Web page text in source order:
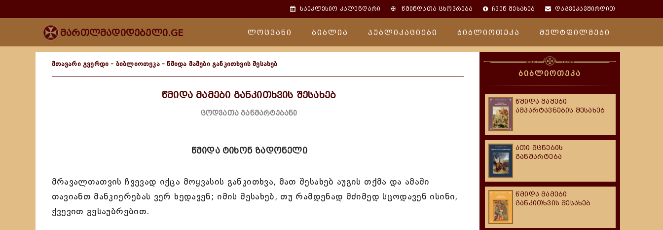
საეკლესიო კალენდარი ✠წმინდათა ცხოვრება ჩვენ შესახებ დაგვიკავშირდით
მართლმადიდებელი.GE ლოცვანი ბიბლია პუბლიკაციები ბიბლიოთეკა მულტფილმები
მთავარი გვერდი - ბიბლიოთეკა-წმიდა მამები განკითხვის შესახებ
წმიდა მამები განკითხვის შესახებ
ცოდვათა განმარტებანი
წმიდა ტიხონ ზადონელი
მრავალთათვის ჩვევად იქცა მოყვასის განკითხვა, მათ შესახებ აუგის თქმა და ამაში
თავიანთ მანკიერებას ვერ ხედავენ; იმის შესახებ, თუ რამდენად მძიმედ სცოდავენ ისინი,
ქვევით გესაუბრებით.
ბიბლიოთეკა
წმიდა მამები
ამპარტავნების შესახებ
ათი მცნების
განმარტება
წმიდა მამები
განკითხვის შესახებ